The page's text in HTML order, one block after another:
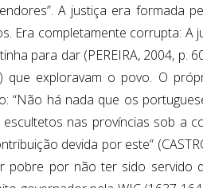
A justiça era formada
Era completamente corrupta: A
para dar (PEREIRA, 2004, p.
que exploravam o povo. O
“Não há nada que os
nas províncias sob a
devida por este”
pobre por não ter sido servido